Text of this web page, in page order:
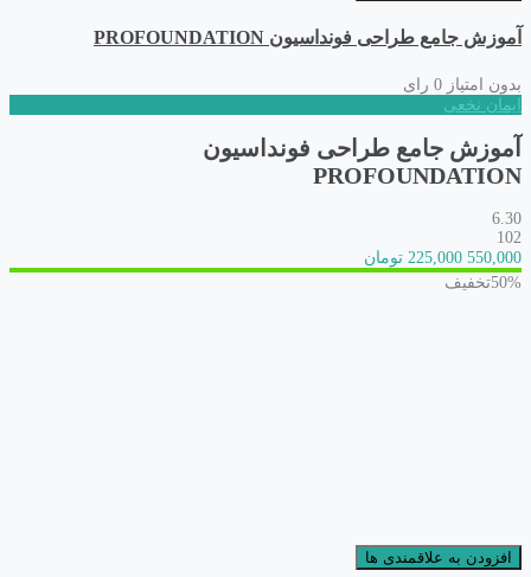
آموزش جامع طراحی فونداسیون PROFOUNDATION
بدون امتیاز 0 رای
ایمان نخعی
آموزش جامع طراحی فونداسیون
PROFOUNDATION
6.30
102
550,000 225,000 تومان
50%تخفیف
افزودن به علاقمندی ها